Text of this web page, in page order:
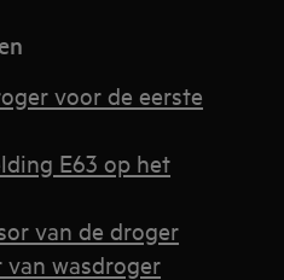
voor de eerste
E63 op het
van de droger
van wasdroger